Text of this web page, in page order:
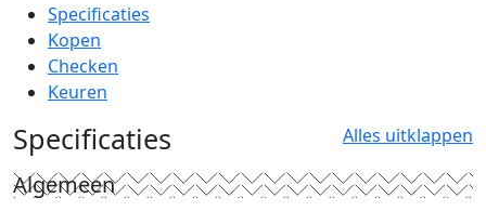
Specificaties
Kopen
Checken
Keuren
Specificaties Alles uitklappen
Algemeen